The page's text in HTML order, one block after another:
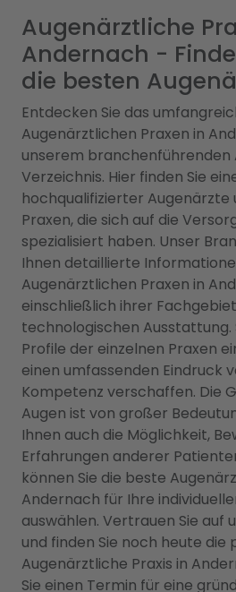
Augenärztliche
Andernach -
die besten
Entdecken Sie das
Augenärztlichen Praxen in
unserem branchenführenden
Verzeichnis. Hier finden Sie
hochqualifizierter Augenärzte
Praxen, die sich auf die
spezialisiert haben. Unser
Ihnen detaillierte
Augenärztlichen Praxen in
einschließlich ihrer
technologischen Ausstattung.
Profile der einzelnen Praxen
einen umfassenden Eindruck
Kompetenz verschaffen. Die
Augen ist von großer
Ihnen auch die Möglichkeit,
Erfahrungen anderer
können Sie die beste
Andernach für Ihre
auswählen. Vertrauen Sie auf
und finden Sie noch heute die
Augenärztliche Praxis in
Sie einen Termin für eine